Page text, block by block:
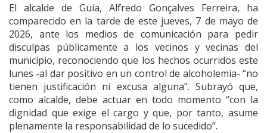
El alcalde de Guía, Alfredo Gonçalves Ferreira, ha
comparecido en la tarde de este jueves, 7 de mayo de
2026, ante los medios de comunicación para pedir
disculpas públicamente a los vecinos y vecinas del
municipio, reconociendo que los hechos ocurridos este
lunes -al dar positivo en un control de alcoholemia- “no
tienen justificación ni excusa alguna”. Subrayó que,
como alcalde, debe actuar en todo momento “con la
dignidad que exige el cargo y que, por tanto, asume
plenamente la responsabilidad de lo sucedido”.